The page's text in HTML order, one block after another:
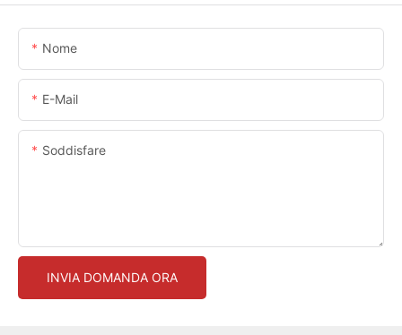
Nome
E-Mail
Soddisfare
INVIA DOMANDA ORA